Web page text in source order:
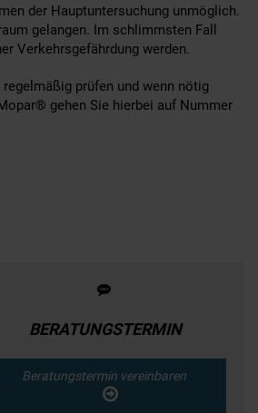
der Hauptuntersuchung unmöglich.
gelangen. Im schlimmsten Fall
Verkehrsgefährdung werden.
prüfen und wenn nötig
gehen Sie hierbei auf Nummer
BERATUNGSTERMIN
Beratungstermin vereinbaren